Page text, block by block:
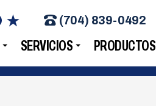
SERVICIOS PRODUCTOS
(704) 839-0492